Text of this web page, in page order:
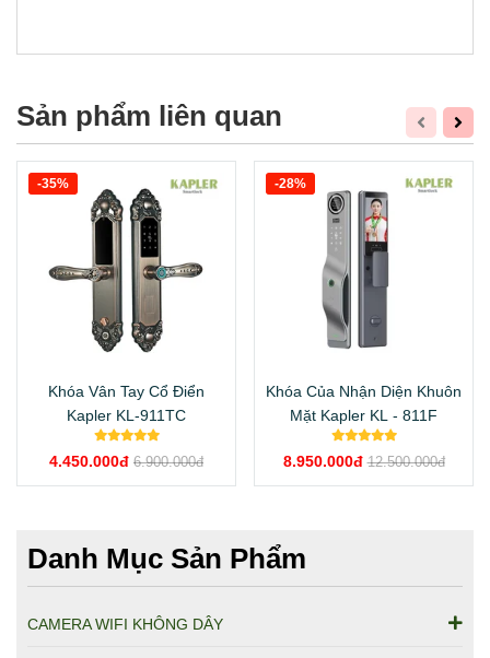
Sản phẩm liên quan
Khóa Vân Tay Cổ Điển
Kapler KL-911TC
4.450.000đ 6.900.000đ
-35%
Khóa Của Nhận Diện Khuôn
Mặt Kapler KL - 811F
8.950.000đ 12.500.000đ
-28%
Danh Mục Sản Phẩm
CAMERA WIFI KHÔNG DÂY